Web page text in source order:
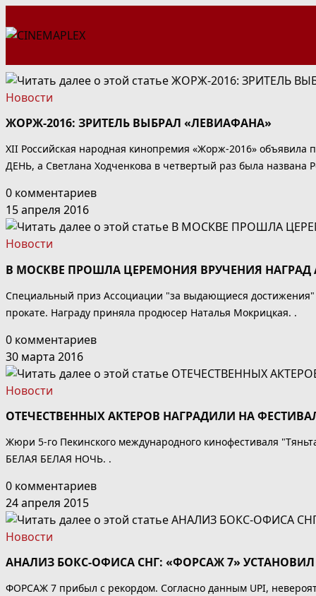
к
Новости
ЖОРЖ-2016: ЗРИТЕЛЬ ВЫБРАЛ «ЛЕВИАФАНА»
XII Российская народная кинопремия «Жорж-2016»
ДЕНЬ, а Светлана Ходченкова в четвертый раз была названа
0 комментариев
15 апреля 2016
Новости
В МОСКВЕ ПРОШЛА ЦЕРЕМОНИЯ ВРУЧЕНИЯ НАГРАД
Специальный приз Ассоциации "за выдающиеся
прокате. Награду приняла продюсер Наталья Мокрицкая. .
0 комментариев
30 марта 2016
Новости
ОТЕЧЕСТВЕННЫХ АКТЕРОВ НАГРАДИЛИ НА
Жюри 5-го Пекинского международного кинофестиваля
БЕЛАЯ БЕЛАЯ НОЧЬ. .
0 комментариев
24 апреля 2015
Новости
АНАЛИЗ БОКС-ОФИСА СНГ: «ФОРСАЖ 7»
ФОРСАЖ 7 прибыл с рекордом. Согласно данным UPI,